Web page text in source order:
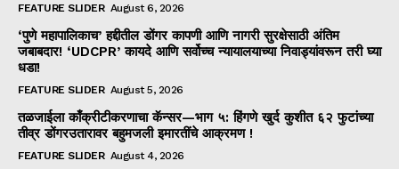
FEATURE SLIDER August 6, 2026
‘पुणे महापालिकाच’ हद्दीतील डोंगर कापणी आणि नागरी सुरक्षेसाठी अंतिम
जबाबदार! ‘UDCPR’ कायदे आणि सर्वोच्च न्यायालयाच्या निवाड्यांवरून तरी घ्या
धडा!
FEATURE SLIDER August 5, 2026
तळजाईला काँक्रीटीकरणाचा कॅन्सर—भाग ५: हिंगणे खुर्द कुशीत ६२ फुटांच्या
तीव्र डोंगरउतारावर बहुमजली इमारतींचे आक्रमण !
FEATURE SLIDER August 4, 2026